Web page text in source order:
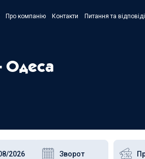
Про компанію Контакти Питання та відповіді
Одеса